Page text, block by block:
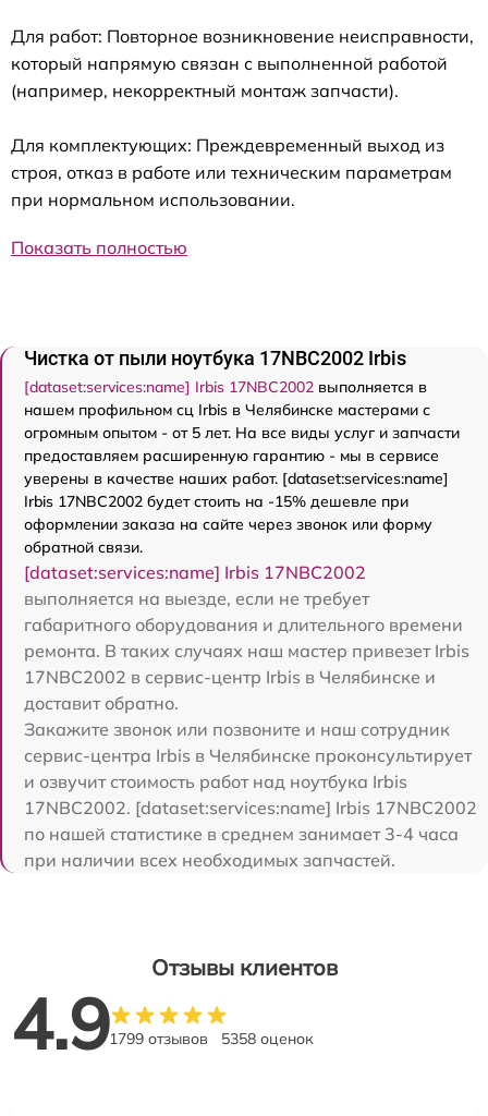
Для работ: Повторное возникновение неисправности,
который напрямую связан с выполненной работой
(например, некорректный монтаж запчасти).
Для комплектующих: Преждевременный выход из
строя, отказ в работе или техническим параметрам
при нормальном использовании.
Показать полностью
Чистка от пыли ноутбука 17NBC2002 Irbis
[dataset:services:name] Irbis 17NBC2002 выполняется в
нашем профильном сц Irbis в Челябинске мастерами с
огромным опытом - от 5 лет. На все виды услуг и запчасти
предоставляем расширенную гарантию - мы в сервисе
уверены в качестве наших работ. [dataset:services:name]
Irbis 17NBC2002 будет стоить на -15% дешевле при
оформлении заказа на сайте через звонок или форму
обратной связи.
[dataset:services:name] Irbis 17NBC2002
выполняется на выезде, если не требует
габаритного оборудования и длительного времени
ремонта. В таких случаях наш мастер привезет Irbis
17NBC2002 в сервис-центр Irbis в Челябинске и
доставит обратно.
Закажите звонок или позвоните и наш сотрудник
сервис-центра Irbis в Челябинске проконсультирует
и озвучит стоимость работ над ноутбука Irbis
17NBC2002. [dataset:services:name] Irbis 17NBC2002
по нашей статистике в среднем занимает 3-4 часа
при наличии всех необходимых запчастей.
Отзывы клиентов
4.91799 отзывов 5358 оценок